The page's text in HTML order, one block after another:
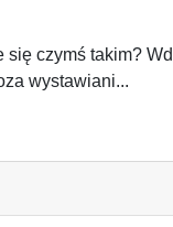
się czymś takim?
wystawiani...